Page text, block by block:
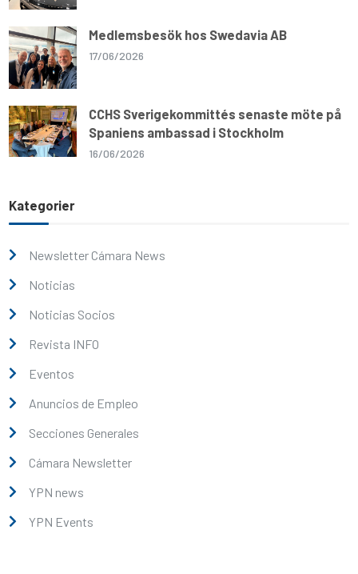
Medlemsbesök hos Swedavia AB
17/06/2026
CCHS Sverigekommittés senaste möte på
Spaniens ambassad i Stockholm
16/06/2026
Kategorier
Newsletter Cámara News
Noticias
Noticias Socios
Revista INFO
Eventos
Anuncios de Empleo
Secciones Generales
Cámara Newsletter
YPN news
YPN Events